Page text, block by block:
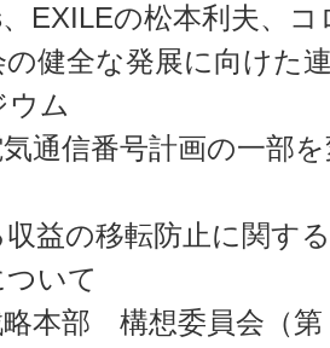
EXILEの松本利夫、コ
の健全な発展に向けた
ウム
通信番号計画の一部
収益の移転防止に関す
いて
略本部 構想委員会（第